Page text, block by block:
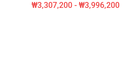
₩3,307,200 - ₩3,996,200